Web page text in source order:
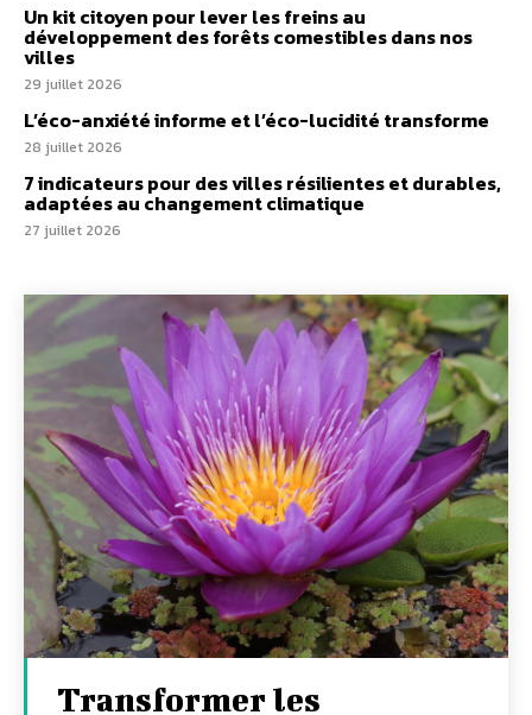
Un kit citoyen pour lever les freins au
développement des forêts comestibles dans nos
villes
29 juillet 2026
L’éco-anxiété informe et l’éco-lucidité transforme
28 juillet 2026
7 indicateurs pour des villes résilientes et durables,
adaptées au changement climatique
27 juillet 2026
Transformer les